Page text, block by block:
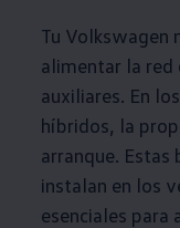
Tu Volkswagen
alimentar la red
auxiliares. En
híbridos, la
arranque.
instalan en los
esenciales para